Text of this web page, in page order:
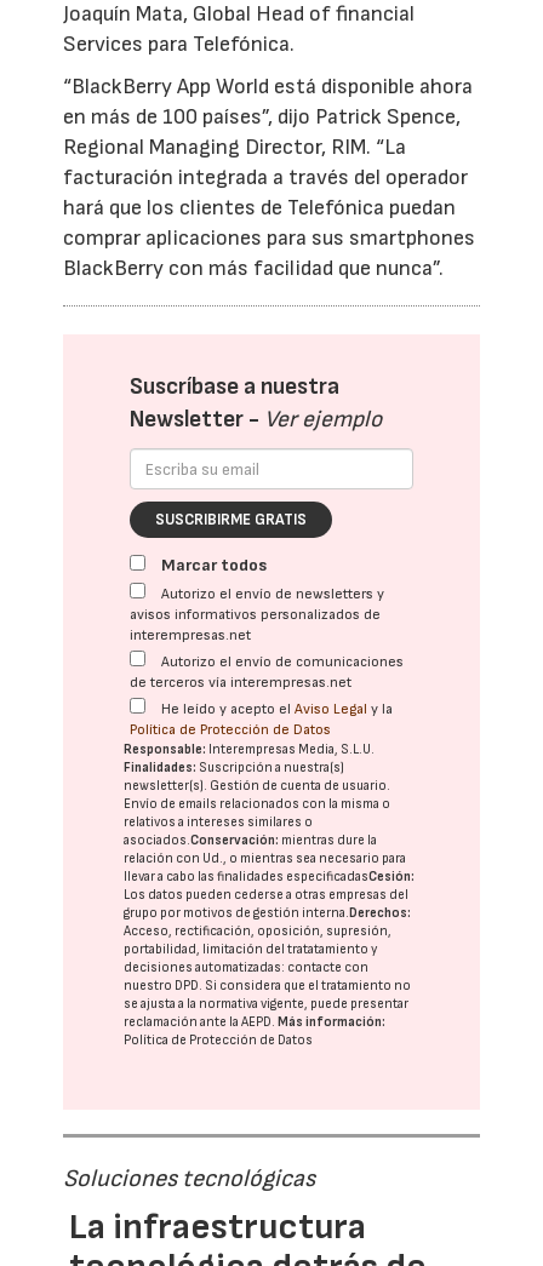
Joaquín Mata, Global Head of financial
Services para Telefónica.
“BlackBerry App World está disponible ahora
en más de 100 países”, dijo Patrick Spence,
Regional Managing Director, RIM. “La
facturación integrada a través del operador
hará que los clientes de Telefónica puedan
comprar aplicaciones para sus smartphones
BlackBerry con más facilidad que nunca”.
Suscríbase a nuestra
Newsletter - Ver ejemplo
SUSCRIBIRME GRATIS
Marcar todos
Autorizo el envío de newsletters y
avisos informativos personalizados de
interempresas.net
Autorizo el envío de comunicaciones
de terceros vía interempresas.net
He leído y acepto elAviso Legal y la
Política de Protección de Datos
Responsable: Interempresas Media, S.L.U.
Finalidades: Suscripción a nuestra(s)
newsletter(s). Gestión de cuenta de usuario.
Envío de emails relacionados con la misma o
relativos a intereses similares o
asociados.Conservación: mientras dure la
relación con Ud., o mientras sea necesario para
llevar a cabo las finalidades especificadasCesión:
Los datos pueden cederse a otras empresas del
grupo por motivos de gestión interna. Derechos:
Acceso, rectificación, oposición, supresión,
portabilidad, limitación del tratatamiento y
decisiones automatizadas: contacte con
nuestro DPD. Si considera que el tratamiento no
se ajusta a la normativa vigente, puede presentar
reclamación ante laAEPD. Más información:
Política de Protección de Datos
Soluciones tecnológicas
La infraestructura